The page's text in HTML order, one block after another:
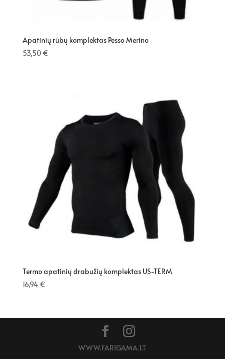
Apatinių rūbų komplektas Pesso Merino
53,50 €
Termo apatinių drabužių komplektas US-TERM
16,94 €
WWW.FARIGAMA.LT